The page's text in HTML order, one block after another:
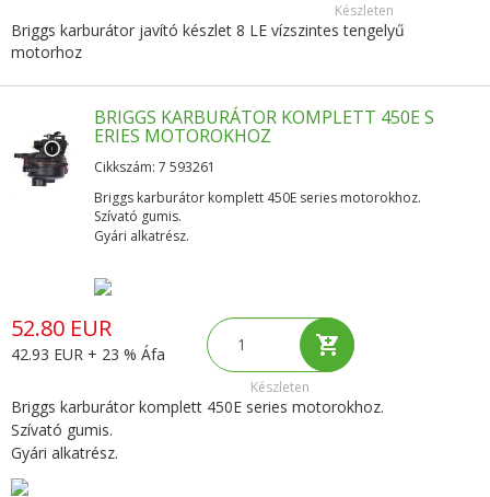
Készleten
Briggs karburátor javító készlet 8 LE vízszintes tengelyű
motorhoz
BRIGGS KARBURÁTOR KOMPLETT 450E S
ERIES MOTOROKHOZ
Cikkszám: 7 593261
Briggs karburátor komplett 450E series motorokhoz.
Szívató gumis.
Gyári alkatrész.
52.80 EUR
42.93 EUR + 23 % Áfa
Készleten
Briggs karburátor komplett 450E series motorokhoz.
Szívató gumis.
Gyári alkatrész.